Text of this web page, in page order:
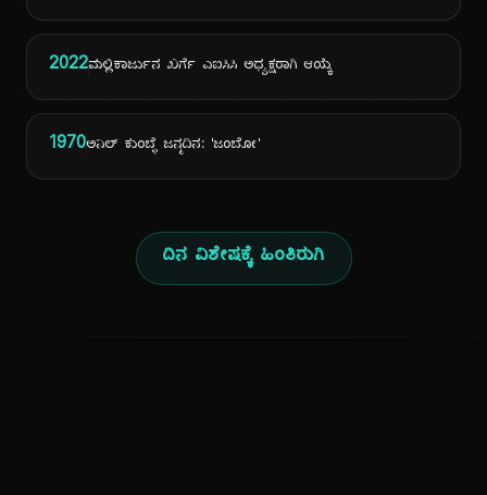
2022ಮಲ್ಲಿಕಾರ್ಜುನ ಖರ್ಗೆ ಎಐಸಿಸಿ ಅಧ್ಯಕ್ಷರಾಗಿ ಆಯ್ಕೆ
1970ಅನಿಲ್ ಕುಂಬ್ಳೆ ಜನ್ಮದಿನ: 'ಜಂಬೋ'
ದಿನ ವಿಶೇಷಕ್ಕೆ ಹಿಂತಿರುಗಿ